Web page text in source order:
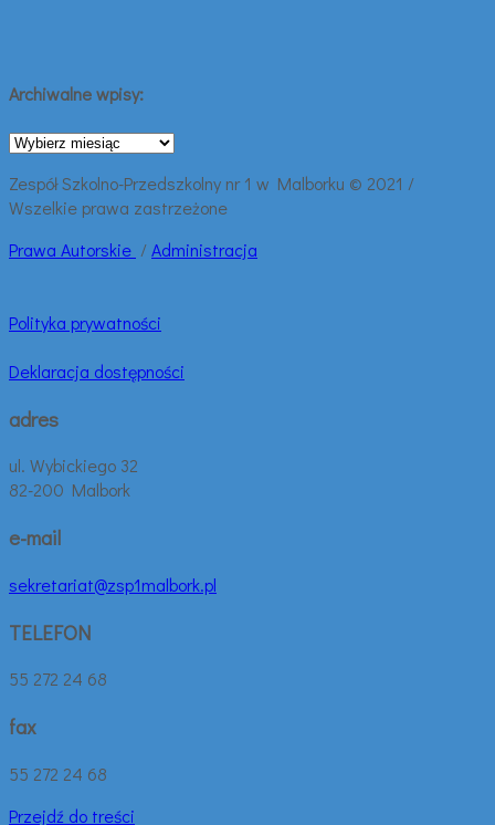
Archiwalne wpisy:
Archiwalne
Zespół Szkolno-Przedszkolny nr 1 w Malborku © 2021 /
Wszelkie prawa zastrzeżone
Prawa Autorskie /Administracja
Polityka prywatności
Deklaracja dostępności
adres
ul. Wybickiego 32
82-200 Malbork
e-mail
sekretariat@zsp1malbork.pl
TELEFON
55 272 24 68
fax
55 272 24 68
Przejdź do treści